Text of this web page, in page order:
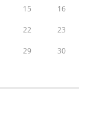
15 16
22 23
29 30